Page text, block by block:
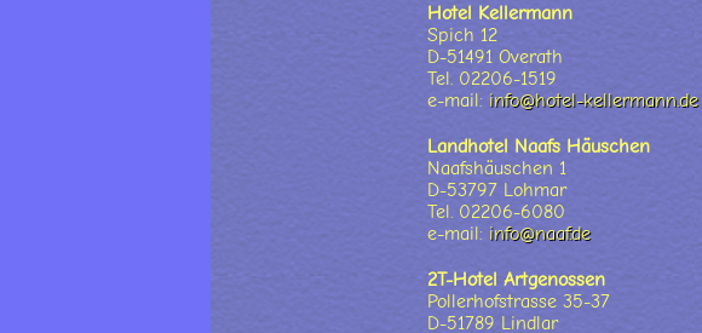
Hotel Kellermann
Spich 12
D-51491 Overath
Tel. 02206-1519
e-mail: info@hotel-kellermann.de
Landhotel Naafs Häuschen
Naafshäuschen 1
D-53797 Lohmar
Tel. 02206-6080
e-mail: info@naaf.de
2T-Hotel Artgenossen
Pollerhofstrasse 35-37
D-51789 Lindlar